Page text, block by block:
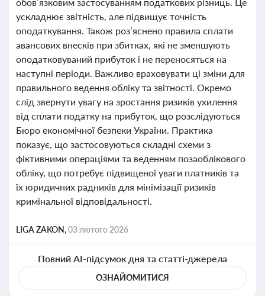
ускладнює звітність, але підвищує точність
оподаткування. Також роз’яснено правила сплати
авансових внесків при збитках, які не зменшують
оподатковуваний прибуток і не переносяться на
наступні періоди. Важливо враховувати ці зміни для
правильного ведення обліку та звітності. Окремо
слід звернути увагу на зростання ризиків ухилення
від сплати податку на прибуток, що розслідуються
Бюро економічної безпеки України. Практика
показує, що застосовуються складні схеми з
фіктивними операціями та веденням позаоблікового
обліку, що потребує підвищеної уваги платників та
їх юридичних радників для мінімізації ризиків
кримінальної відповідальності.
LIGA ZAKON,03 лютого 2026
Повний AI-підсумок дня та статті-джерела
ОЗНАЙОМИТИСЯ